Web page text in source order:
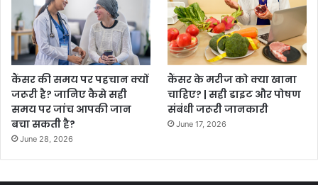
कैंसर की समय पर पहचान क्यों
जरूरी है? जानिए कैसे सही
समय पर जांच आपकी जान
बचा सकती है?
June 28, 2026
कैंसर के मरीज को क्या खाना
चाहिए? | सही डाइट और पोषण
संबंधी जरूरी जानकारी
June 17, 2026